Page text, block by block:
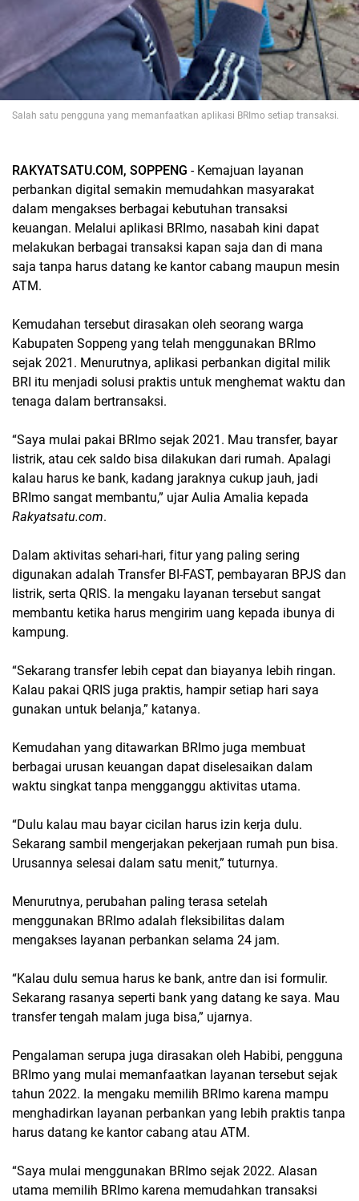
Salah satu pengguna yang memanfaatkan aplikasi BRImo setiap transaksi.
RAKYATSATU.COM, SOPPENG - Kemajuan layanan
perbankan digital semakin memudahkan masyarakat
dalam mengakses berbagai kebutuhan transaksi
keuangan. Melalui aplikasi BRImo, nasabah kini dapat
melakukan berbagai transaksi kapan saja dan di mana
saja tanpa harus datang ke kantor cabang maupun mesin
ATM.
Kemudahan tersebut dirasakan oleh seorang warga
Kabupaten Soppeng yang telah menggunakan BRImo
sejak 2021. Menurutnya, aplikasi perbankan digital milik
BRI itu menjadi solusi praktis untuk menghemat waktu dan
tenaga dalam bertransaksi.
“Saya mulai pakai BRImo sejak 2021. Mau transfer, bayar
listrik, atau cek saldo bisa dilakukan dari rumah. Apalagi
kalau harus ke bank, kadang jaraknya cukup jauh, jadi
BRImo sangat membantu,” ujar Aulia Amalia kepada
Rakyatsatu.com.
Dalam aktivitas sehari-hari, fitur yang paling sering
digunakan adalah Transfer BI-FAST, pembayaran BPJS dan
listrik, serta QRIS. Ia mengaku layanan tersebut sangat
membantu ketika harus mengirim uang kepada ibunya di
kampung.
“Sekarang transfer lebih cepat dan biayanya lebih ringan.
Kalau pakai QRIS juga praktis, hampir setiap hari saya
gunakan untuk belanja,” katanya.
Kemudahan yang ditawarkan BRImo juga membuat
berbagai urusan keuangan dapat diselesaikan dalam
waktu singkat tanpa mengganggu aktivitas utama.
“Dulu kalau mau bayar cicilan harus izin kerja dulu.
Sekarang sambil mengerjakan pekerjaan rumah pun bisa.
Urusannya selesai dalam satu menit,” tuturnya.
Menurutnya, perubahan paling terasa setelah
menggunakan BRImo adalah fleksibilitas dalam
mengakses layanan perbankan selama 24 jam.
“Kalau dulu semua harus ke bank, antre dan isi formulir.
Sekarang rasanya seperti bank yang datang ke saya. Mau
transfer tengah malam juga bisa,” ujarnya.
Pengalaman serupa juga dirasakan oleh Habibi, pengguna
BRImo yang mulai memanfaatkan layanan tersebut sejak
tahun 2022. Ia mengaku memilih BRImo karena mampu
menghadirkan layanan perbankan yang lebih praktis tanpa
harus datang ke kantor cabang atau ATM.
“Saya mulai menggunakan BRImo sejak 2022. Alasan
utama memilih BRImo karena memudahkan transaksi